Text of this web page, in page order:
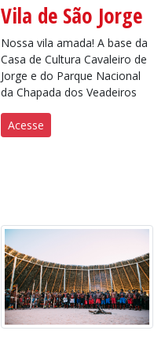
Vila de São Jorge
Nossa vila amada! A base da
Casa de Cultura Cavaleiro de
Jorge e do Parque Nacional
da Chapada dos Veadeiros
Acesse